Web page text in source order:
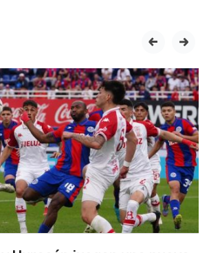
prev next